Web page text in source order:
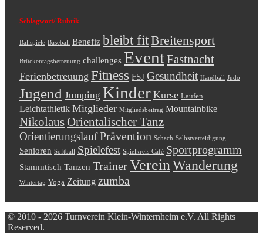
Schlagwort/ Rubrik
Ballspiele Baseball Benefiz bleibt fitBreitensport
Brückentagsbetreuung challenges EventFastnacht
Ferienbetreuung Fitness FSJ Gesundheit Handball Judo
Jugend Jumping Kinder Kurse Laufen
Leichtathletik Mitglieder Mitgliedsbeitrag Mountainbike
Nikolaus Orientalischer Tanz
OrientierungslaufPrävention Schach Selbstverteidigung
Senioren Softball Spielefest Spielkreis-Café Sportprogramm
Stammtisch Tanzen TrainerVereinWanderung
Wintertag Yoga Zeitung zumba
© 2010 - 2026 Turnverein Klein-Winternheim e.V. All Rights
Reserved.